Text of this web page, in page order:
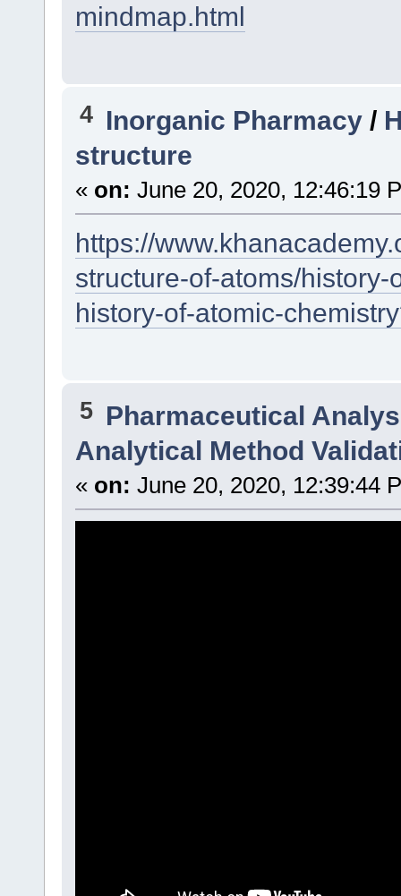
mindmap.html
4 Inorganic Pharmacy /
structure
« on: June 20, 2020, 12:46:19
https://
structure-of-atoms/
history-of-atomic-
5 Pharmaceutical
Analytical Method
« on: June 20, 2020, 12:39:44